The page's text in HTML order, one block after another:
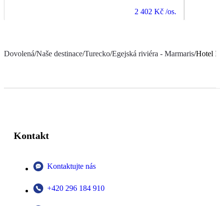
2 402 Kč /os.
Dovolená/Naše destinace/Turecko/Egejská riviéra - Marmaris/Hotel
Kontakt
Kontaktujte nás
+420 296 184 910